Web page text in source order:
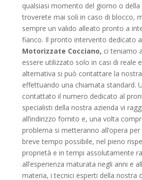
qualsiasi momento del giorno o
troverete mai soli in caso di blocco,
sempre un valido alleato pronto a
fianco. Il pronto intervento dedicato
Motorizzate Cocciano, ci teniamo
essere utilizzato solo in casi di reale
alternativa si può contattare la
effettuando una chiamata standard.
contattato il numero dedicato al
specialisti della nostra azienda vi
all’indirizzo fornito e, una volta
problema si metteranno all’opera
breve tempo possibile, nel pieno
proprietà e in tempi assolutamente
all’esperienza maturata negli anni e
materia, i tecnici esperti della nostra